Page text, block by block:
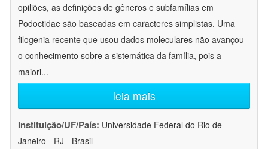
opiliões, as definições de gêneros e subfamílias em
Podoctidae são baseadas em caracteres simplistas. Uma
filogenia recente que usou dados moleculares não avançou
o conhecimento sobre a sistemática da família, pois a
maiori...
leia mais
Instituição/UF/País: Universidade Federal do Rio de
Janeiro - RJ - Brasil